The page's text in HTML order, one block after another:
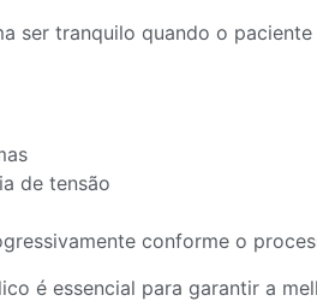
ser tranquilo quando o
de tensão
conforme o
é essencial para garantir a